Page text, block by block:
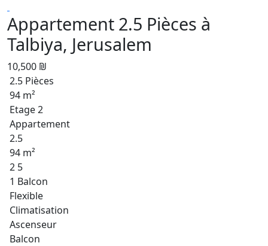
Appartement 2.5 Pièces à
Talbiya, Jerusalem
10,500 ₪
2.5 Pièces
94 m²
Etage 2
Appartement
2.5
94 m²
2 5
1 Balcon
Flexible
Climatisation
Ascenseur
Balcon